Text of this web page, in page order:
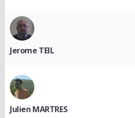
Jerome TEIL
Julien MARTRES